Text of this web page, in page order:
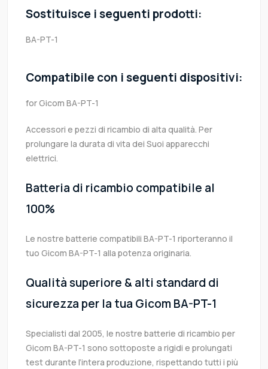
Sostituisce i seguenti prodotti:
BA-PT-1
Compatibile con i seguenti dispositivi:
for Gicom BA-PT-1
Accessori e pezzi di ricambio di alta qualità. Per
prolungare la durata di vita dei Suoi apparecchi
elettrici.
Batteria di ricambio compatibile al
100%
Le nostre batterie compatibili BA-PT-1 riporteranno il
tuo Gicom BA-PT-1 alla potenza originaria.
Qualità superiore & alti standard di
sicurezza per la tua Gicom BA-PT-1
Specialisti dal 2005, le nostre batterie di ricambio per
Gicom BA-PT-1 sono sottoposte a rigidi e prolungati
test durante l’intera produzione, rispettando tutti i più